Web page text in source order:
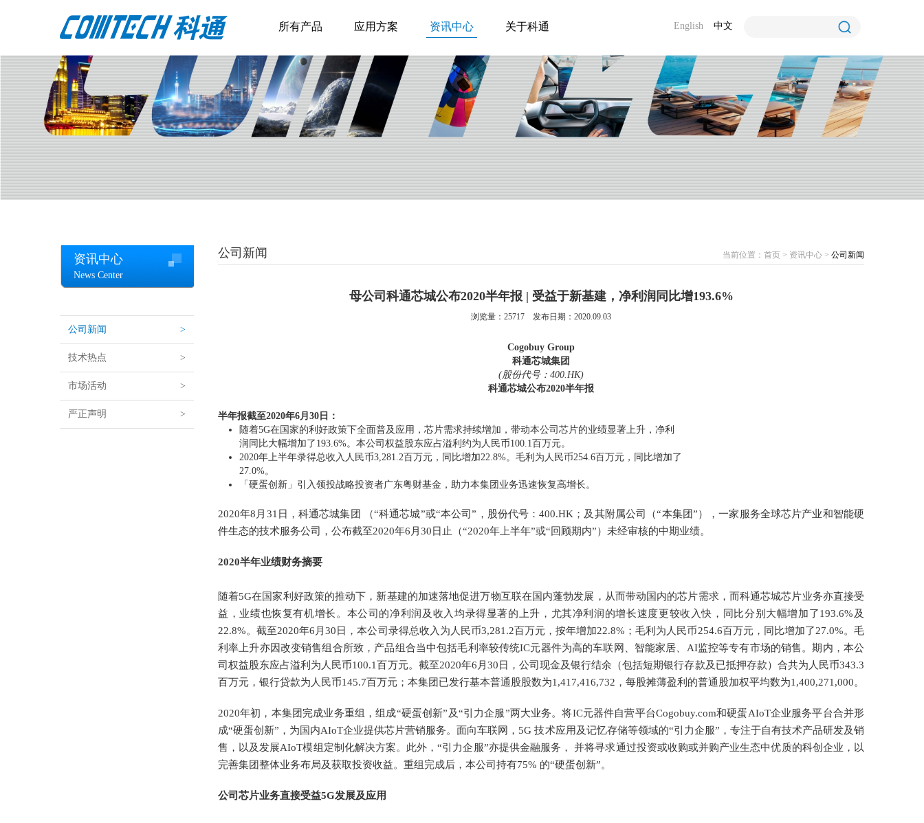
所有产品 应用方案 资讯中心 关于科通 English 中文
资讯中心
News Center
公司新闻 >
技术热点 >
市场活动 >
严正声明 >
公司新闻 当前位置： 首页 > 资讯中心 > 公司新闻
母公司科通芯城公布2020半年报 | 受益于新基建，净利润同比增193.6%
浏览量： 25717 发布日期：2020.09.03
Cogobuy Group
科通芯城集团
(股份代号：400.HK)
科通芯城公布2020半年报
半年报截至2020年6月30日：
随着5G在国家的利好政策下全面普及应用，芯片需求持续增加，带动本公司芯片的业绩显著上升，净利
润同比大幅增加了193.6%。本公司权益股东应占溢利约为人民币100.1百万元。
2020年上半年录得总收入人民币3,281.2百万元，同比增加22.8%。毛利为人民币254.6百万元，同比增加了
27.0%。
「硬蛋创新」引入领投战略投资者广东粤财基金，助力本集团业务迅速恢复高增长。
2020年8月31日，科通芯城集团 （“科通芯城”或“本公司”，股份代号：400.HK；及其附属公司（“本集团”），一家服务全球芯片产业和智能硬
件生态的技术服务公司，公布截至2020年6月30日止（“2020年上半年”或“回顾期内”）未经审核的中期业绩。
2020半年业绩财务摘要
随着5G在国家利好政策的推动下，新基建的加速落地促进万物互联在国内蓬勃发展，从而带动国内的芯片需求，而科通芯城芯片业务亦直接受
益，业绩也恢复有机增长。本公司的净利润及收入均录得显著的上升，尤其净利润的增长速度更较收入快，同比分别大幅增加了193.6%及
22.8%。截至2020年6月30日，本公司录得总收入为人民币3,281.2百万元，按年增加22.8%；毛利为人民币254.6百万元，同比增加了27.0%。毛
利率上升亦因改变销售组合所致，产品组合当中包括毛利率较传统IC元器件为高的车联网、智能家居、AI监控等专有市场的销售。期内，本公
司权益股东应占溢利为人民币100.1百万元。截至2020年6月30日，公司现金及银行结余（包括短期银行存款及已抵押存款）合共为人民币343.3
百万元，银行贷款为人民币145.7百万元；本集团已发行基本普通股股数为1,417,416,732，每股摊薄盈利的普通股加权平均数为1,400,271,000。
2020年初，本集团完成业务重组，组成“硬蛋创新”及“引力企服”两大业务。将IC元器件自营平台Cogobuy.com和硬蛋AIoT企业服务平台合并形
成“硬蛋创新”，为国内AIoT企业提供芯片营销服务。面向车联网，5G 技术应用及记忆存储等领域的“引力企服”，专注于自有技术产品研发及销
售，以及发展AIoT模组定制化解决方案。此外，“引力企服”亦提供金融服务， 并将寻求通过投资或收购或并购产业生态中优质的科创企业，以
完善集团整体业务布局及获取投资收益。重组完成后，本公司持有75% 的“硬蛋创新”。
公司芯片业务直接受益5G发展及应用